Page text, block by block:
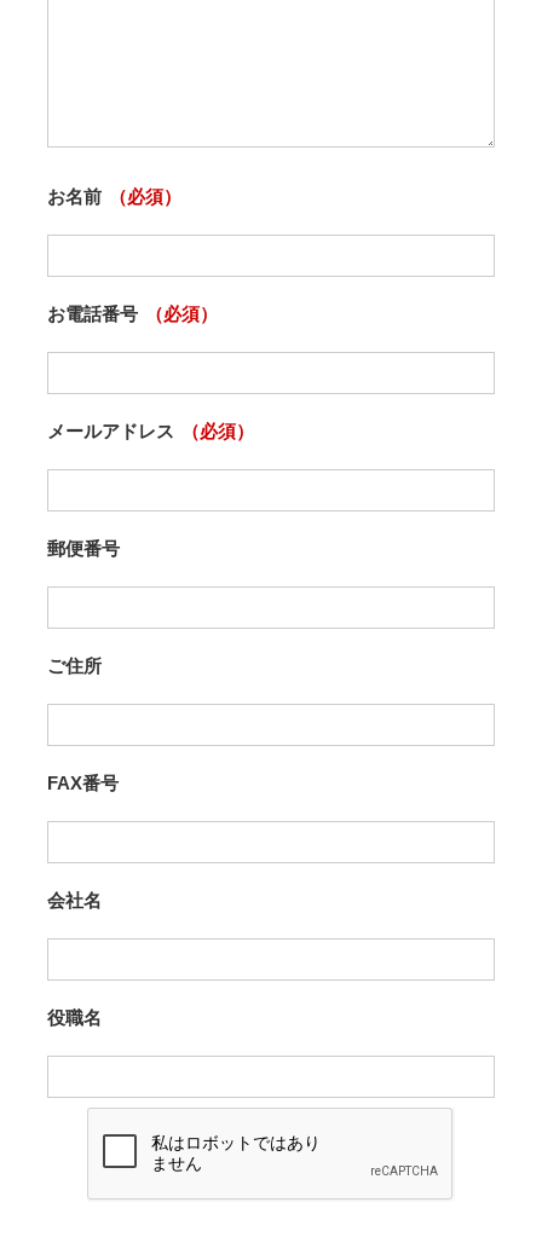
お名前 （必須）
お電話番号 （必須）
メールアドレス （必須）
郵便番号
ご住所
FAX番号
会社名
役職名